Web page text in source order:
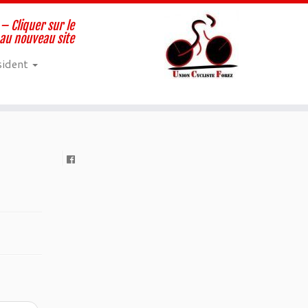
Cliquer sur le
nouveau site